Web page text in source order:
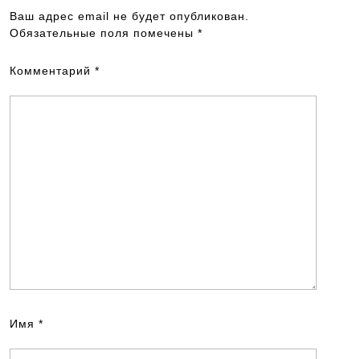
Ваш адрес email не будет опубликован.
Обязательные поля помечены *
Комментарий *
Имя *